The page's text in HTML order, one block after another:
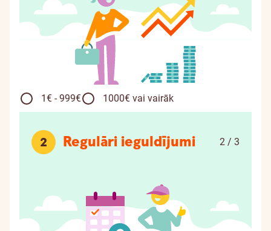
1€ - 999€ 1000€ vai vairāk
2 Regulāri ieguldījumi 2 / 3